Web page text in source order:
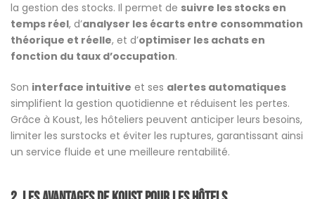
la gestion des stocks. Il permet de suivre les stocks en
temps réel, d’analyser les écarts entre consommation
théorique et réelle, et d’optimiser les achats en
fonction du taux d’occupation.
Son interface intuitive et ses alertes automatiques
simplifient la gestion quotidienne et réduisent les pertes.
Grâce à Koust, les hôteliers peuvent anticiper leurs besoins,
limiter les surstocks et éviter les ruptures, garantissant ainsi
un service fluide et une meilleure rentabilité.